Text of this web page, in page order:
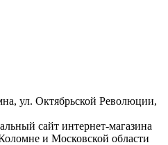
ул. Октябрьской Революции,
сайт интернет-магазина
и Московской области